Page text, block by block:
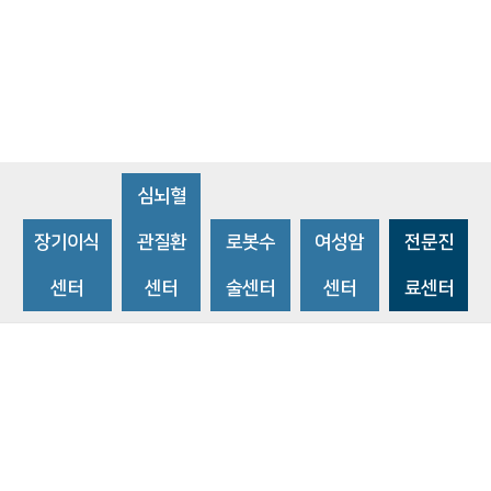
장기이식
센터
심뇌혈
관질환
센터
로봇수
술센터
여성암
센터
전문진
료센터